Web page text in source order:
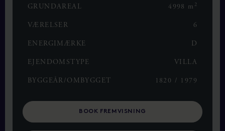
GRUNDAREAL 4998 m 2
VÆRELSER 6
ENERGIMÆRKE D
EJENDOMSTYPE VILLA
BYGGEÅR/OMBYGGET 1820 / 1979
BOOK FREMVISNING